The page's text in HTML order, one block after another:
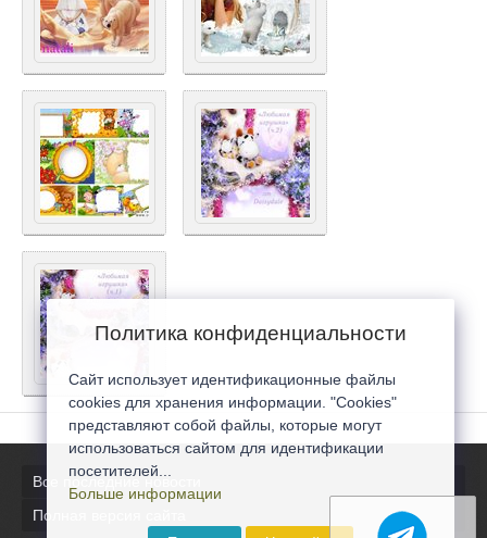
Все последние новости
Полная версия сайта
Политика конфиденциальности
Сайт использует идентификационные файлы
cookies для хранения информации. "Cookies"
представляют собой файлы, которые могут
использоваться сайтом для идентификации
посетителей...
Больше информации